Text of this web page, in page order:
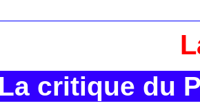
critique du